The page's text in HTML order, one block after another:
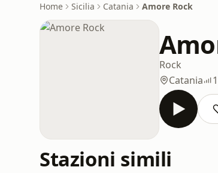
Home Sicilia Catania Amore Rock
Rock
Catania
Stazioni simili